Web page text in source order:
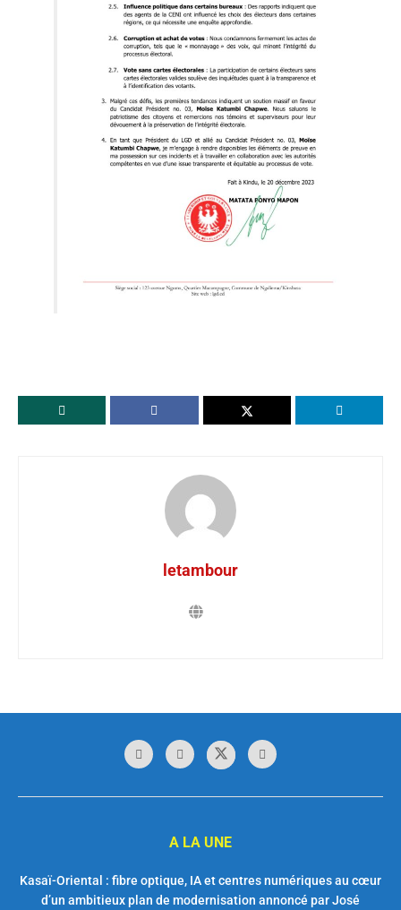
letambour
A LA UNE
Kasaï-Oriental : fibre optique, IA et centres numériques au cœur
d’un ambitieux plan de modernisation annoncé par José